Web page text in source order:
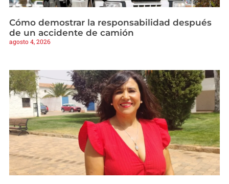
Cómo demostrar la responsabilidad después
de un accidente de camión
agosto 4, 2026